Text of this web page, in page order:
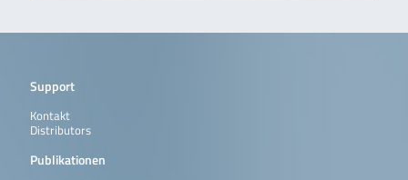
Support
Kontakt
Distributors
Publikationen